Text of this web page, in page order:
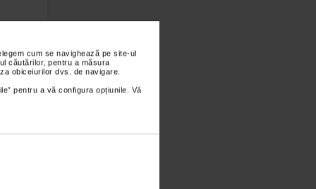
cum se navighează pe site-ul
căutărilor, pentru a măsura
obiceiurilor dvs. de navigare.
pentru a vă configura opțiunile. Vă
cu